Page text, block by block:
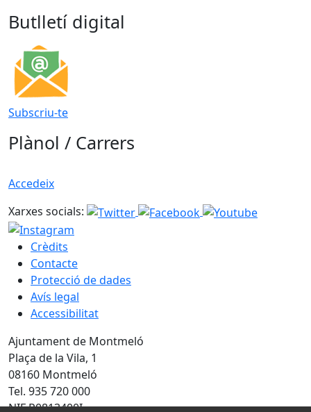
Butlletí digital
Subscriu-te
Plànol / Carrers
Accedeix
Xarxes socials:
Crèdits
Contacte
Protecció de dades
Avís legal
Accessibilitat
Ajuntament de Montmeló
Plaça de la Vila, 1
08160 Montmeló
Tel. 935 720 000
NIF P0813400I